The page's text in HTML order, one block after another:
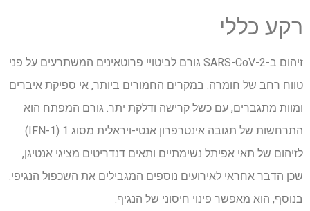
רקע כללי
זיהום ב-SARS-CoV-2 גורם לביטויי פרוטאינים המשתרעים על פני
טווח רחב של חומרה. במקרים החמורים ביותר, אי ספיקת איברים
ומוות מתגברים, עם כשל קרישה ודלקת יתר. גורם המפתח הוא
התרחשות של תגובה אינטרפרון אנטי-ויראלית מסוג 1 (IFN-1)
לזיהום של תאי אפיתל נשימתיים ותאים דנדריטים מציגי אנטיגן,
שכן הדבר אחראי לאירועים נוספים המגבילים את השכפול הנגיפי.
בנוסף, הוא מאפשר פינוי חיסוני של הנגיף.